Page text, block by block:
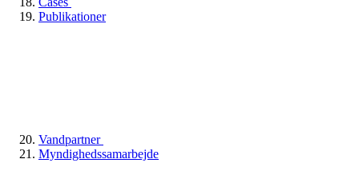
Publikationer
Vandpartner
Myndighedssamarbejde